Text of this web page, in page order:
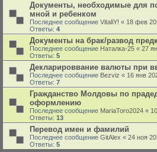
Документы, необходимые для
мной и ребенком
Последнее сообщение VitaliY! « 18 фев
Ответы: 4
Документы на брак/развод
Последнее сообщение Наталка-25 « 27
Ответы: 5
Декларироввание валюты при
Последнее сообщение Bezviz « 16 янв
Ответы: 7
Гражданство Молдовы по
оформлению
Последнее сообщение MariaToro2024 «
Ответы: 13
Перевод имен и фамилий
Последнее сообщение GitAlex « 24 ноя
Ответы: 5